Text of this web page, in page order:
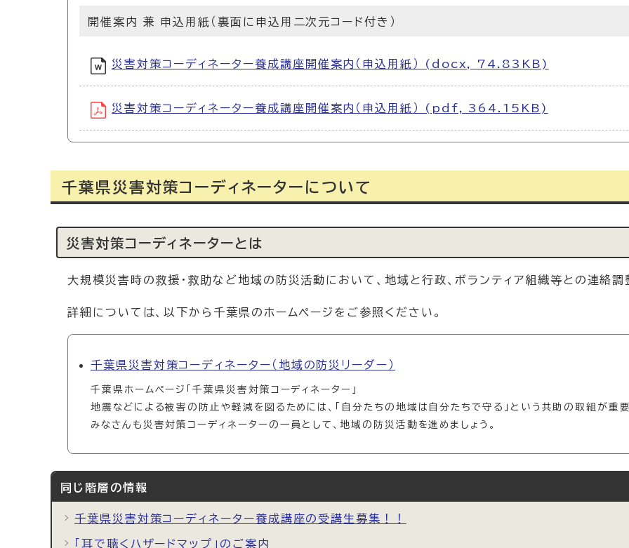
開催案内 兼 申込用紙（裏面に申込用二次元コード付き）
災害対策コーディネーター養成講座開催案内（申込用紙） (docx, 74.83KB)
災害対策コーディネーター養成講座開催案内（申込用紙） (pdf, 364.15KB)
千葉県災害対策コーディネーターについて
災害対策コーディネーターとは
大規模災害時の救援・救助など地域の防災活動において、地域と行政、ボランティア組織等との連絡調
詳細については、以下から千葉県のホームページをご参照ください。
千葉県災害対策コーディネーター（地域の防災リーダー）
千葉県ホームページ「千葉県災害対策コーディネーター」
地震などによる被害の防止や軽減を図るためには、「自分たちの地域は自分たちで守る」という共助の取組が重要
みなさんも災害対策コーディネーターの一員として、地域の防災活動を進めましょう。
同じ階層の情報
千葉県災害対策コーディネーター養成講座の受講生募集！！
「耳で聴くハザードマップ」のご案内